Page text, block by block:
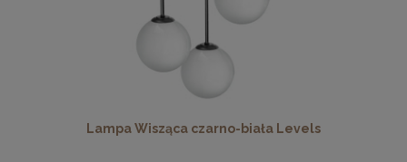
Lampa Wisząca czarno-biała Levels